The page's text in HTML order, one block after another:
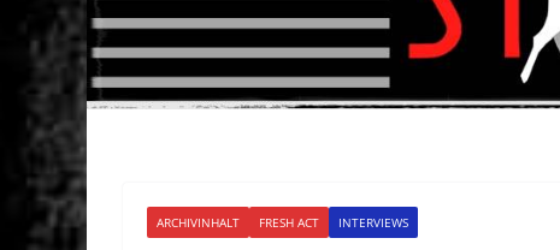
ARCHIVINHALT FRESH ACT INTERVIEWS